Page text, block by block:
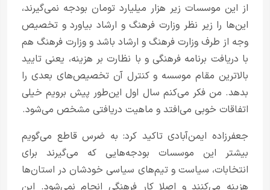
از این موسسات زیر هزار میلیارد تومان بودجه نمی‌گیرند،
این‌ها را زیر نظر وزارت فرهنگ و ارشاد بیاورد و تخصیص
وجه از طرف وزارت فرهنگ و ارشاد باشد و وزارت فرهنگ هم
با دریافت برنامه فرهنگی و با نظارت بر هزینه، یعنی تایید
بالاترین مقام موسسه و کنترل آن تخصیص‌های بعدی را
بدهد. من فکر می‌کنم سال اول این‌طور پیش برویم خیلی
اتفاقات خوبی می‌افتد و ماهیت دریافتی مشخص می‌شود.
جعفرزاده ایمن‌آبادی تاکید کرد: به ضرس قاطع می‌گویم
بیشتر این‌ موسسات بودجه‌هایی که می‌گیرند برای
انتخابات، سیاست و تیم‌های سیاسی خودشان در استان‌ها
هزینه می‌کنند و اصلا کار فرهنگی انجام نمی‌شود. این